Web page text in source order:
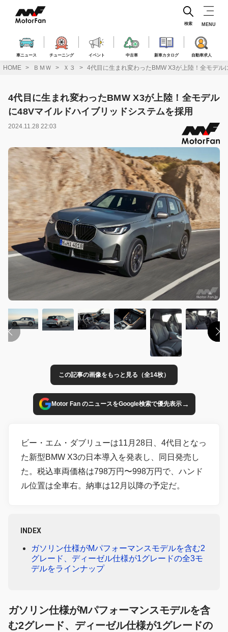
ス
車ニュース チューニング イベント 中古車 新車カタログ 自動車求人
検索 MENU
HOME ＢＭＷ Ｘ３ 4代目に生まれ変わったBMW X3が上陸！全モデ
4代目に生まれ変わったBMW X3が上陸！全モデル
に48Vマイルドハイブリッドシステムを採用
2024.11.28 22:03
この記事の画像をもっと見る（全14枚）
Motor Fan のニュースをGoogle検索で優先表示→
ビー・エム・ダブリューは11月28日、4代目となっ
た新型BMW X3の日本導入を発表し、同日発売し
た。税込車両価格は798万円〜998万円で、ハンド
ル位置は全車右。納車は12月以降の予定だ。
INDEX
ガソリン仕様がMパフォーマンスモデルを含む2
グレード、ディーゼル仕様が1グレードの全3モ
デルをラインナップ
ガソリン仕様がMパフォーマンスモデルを含
む2グレード、ディーゼル仕様が1グレードの